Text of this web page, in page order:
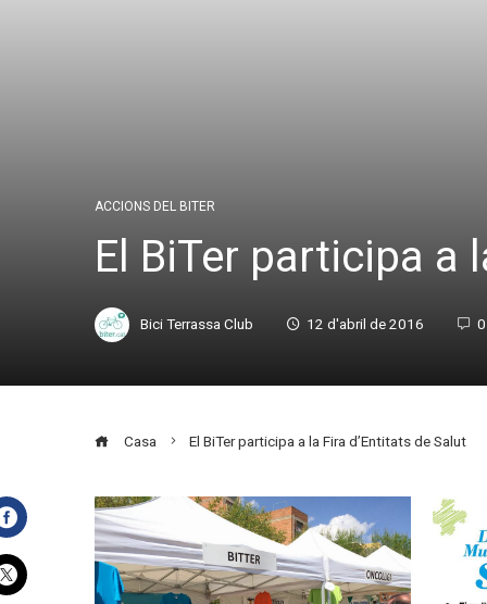
ACCIONS DEL BITER
El BiTer participa a
Bici Terrassa Club 12 d'abril de 2016
Casa El BiTer participa a la Fira d’Entitats de Salut
Facebook